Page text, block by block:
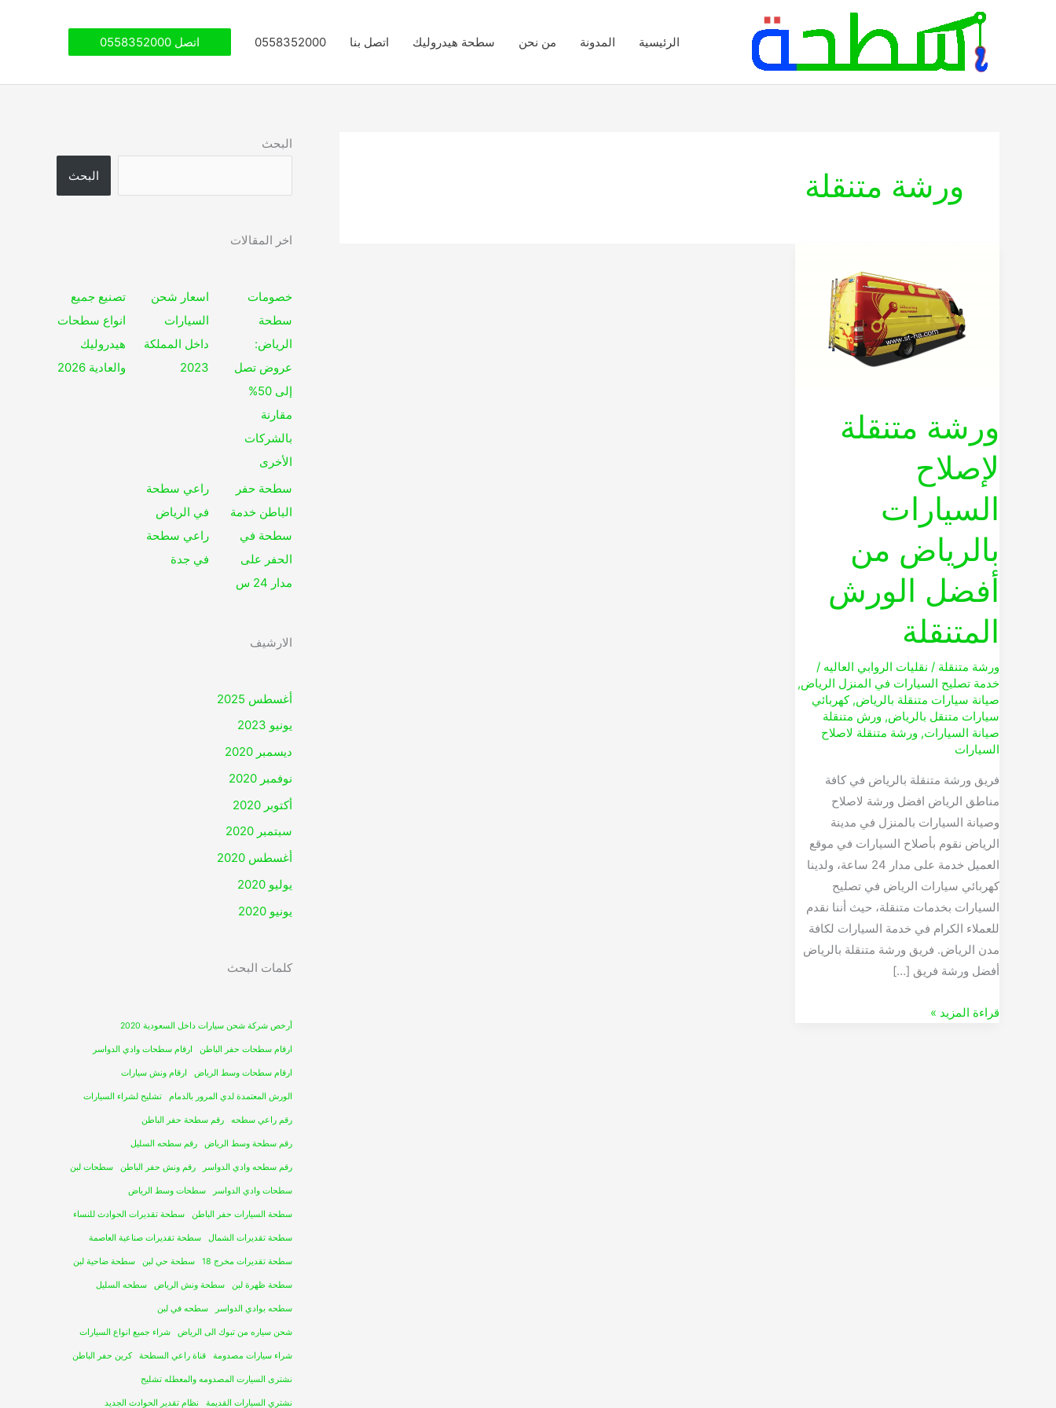
الرئيسية المدونة من نحن سطحة هيدروليك اتصل بنا 0558352000 اتصل 0558352000
ورشة متنقلة
ورشة متنقلة
لإصلاح
السيارات
بالرياض من
أفضل الورش
المتنقلة
ورشة متنقلة / نقليات الروابي العاليه /
خدمة تصليح السيارات في المنزل الرياض,
صيانة سيارات متنقلة بالرياض,كهربائي
سيارات متنقل بالرياض, ورش متنقلة
صيانة السيارات, ورشة متنقلة لاصلاح
السيارات
فريق ورشة متنقلة بالرياض في كافة
مناطق الرياض افضل ورشة لاصلاح
وصيانة السيارات بالمنزل في مدينة
الرياض نقوم بأصلاح السيارات في موقع
العميل خدمة على مدار 24 ساعة، ولدينا
كهربائي سيارات الرياض في تصليح
السيارات بخدمات متنقلة، حيث أننا نقدم
للعملاء الكرام في خدمة السيارات لكافة
مدن الرياض. فريق ورشة متنقلة بالرياض
أفضل ورشة فريق […]
السيارات
بالرياض
المتنقلة
قراءة المزيد »
البحث
البحث
اخر المقالات
خصومات
سطحة
الرياض:
عروض تصل
إلى 50%
مقارنة
بالشركات
الأخرى
اسعار شحن
السيارات
داخل المملكة
2023
تصنيع جميع
انواع سطحات
هيدروليك
والعادية 2026
سطحة حفر
الباطن خدمة
سطحة في
الحفر على
مدار 24 س
راعي سطحة
في الرياض
راعي سطحة
في جدة
الارشيف
أغسطس 2025
يونيو 2023
ديسمبر 2020
نوفمبر 2020
أكتوبر 2020
سبتمبر 2020
أغسطس 2020
يوليو 2020
يونيو 2020
كلمات البحث
أرخص شركة شحن سيارات داخل السعودية 2020
ارقام سطحات حفر الباطن ارقام سطحات وادي الدواسر
ارقام سطحات وسط الرياض ارقام ونش سيارات
الورش المعتمدة لدي المرور بالدمام تشليح لشراء السيارات
رقم راعي سطحه رقم سطحة حفر الباطن
رقم سطحة وسط الرياض رقم سطحه السليل
رقم سطحه وادي الدواسر رقم ونش حفر الباطن سطحات لبن
سطحات وادي الدواسر سطحات وسط الرياض
سطحة السيارات حفر الباطن سطحة تقديرات الحوادث للنساء
سطحة تقديرات الشمال سطحة تقديرات صناعية العاصمة
سطحة تقديرات مخرج 18 سطحة حي لبن سطحة ضاحية لبن
سطحة ظهرة لبن سطحة ونش الرياض سطحه السليل
سطحه بوادي الدواسر سطحه في لبن
شحن سياره من تبوك الى الرياض شراء جميع انواع السيارات
شراء سيارات مصدومة قناة راعي السطحة كرين حفر الباطن
نشترى السيارت المصدومه والمعطله تشليح
نشتري السيارات القديمة نظام تقدير الحوادث الجديد